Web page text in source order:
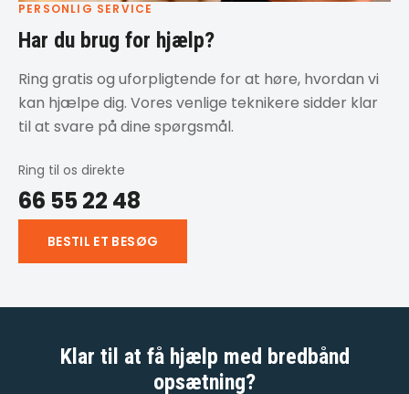
PERSONLIG SERVICE
Har du brug for hjælp?
Ring gratis og uforpligtende for at høre, hvordan vi
kan hjælpe dig. Vores venlige teknikere sidder klar
til at svare på dine spørgsmål.
Ring til os direkte
66 55 22 48
BESTIL ET BESØG
Klar til at få hjælp med bredbånd
opsætning?